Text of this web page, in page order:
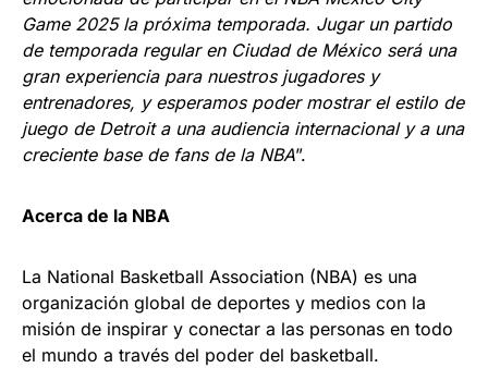
Game 2025 la próxima temporada. Jugar un partido
de temporada regular en Ciudad de México será una
gran experiencia para nuestros jugadores y
entrenadores, y esperamos poder mostrar el estilo de
juego de Detroit a una audiencia internacional y a una
creciente base de fans de la NBA”.
Acerca de la NBA
La National Basketball Association (NBA) es una
organización global de deportes y medios con la
misión de inspirar y conectar a las personas en todo
el mundo a través del poder del basketball.